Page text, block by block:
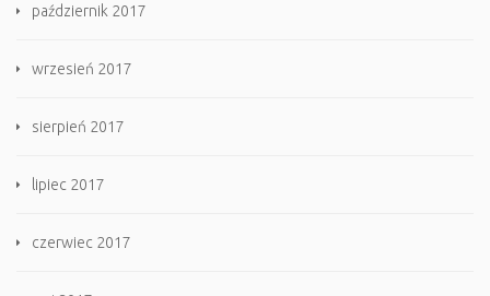
październik 2017
wrzesień 2017
sierpień 2017
lipiec 2017
czerwiec 2017